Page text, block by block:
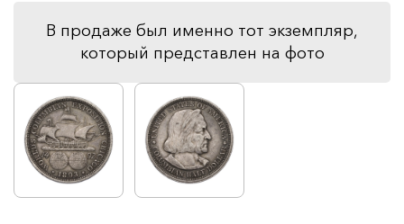
В продаже был именно тот экземпляр,
который представлен на фото